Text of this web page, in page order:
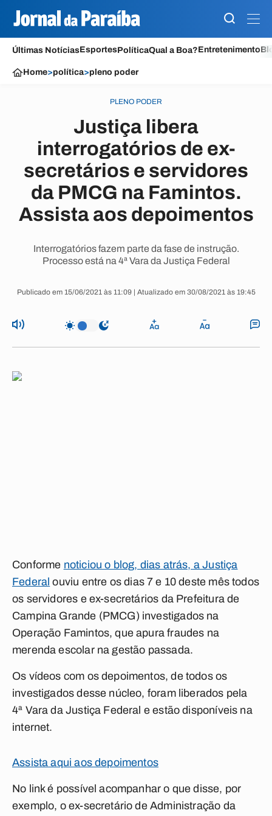
Últimas NotíciasEsportesPolíticaQual a Boa?Entretenimento
Home>política>pleno poder
PLENO PODER
Justiça libera
interrogatórios de ex-
secretários e servidores
da PMCG na Famintos.
Assista aos depoimentos
Interrogatórios fazem parte da fase de instrução.
Processo está na 4ª Vara da Justiça Federal
Publicado em 15/06/2021 às 11:09 | Atualizado em 30/08/2021 às 19:45
Conforme noticiou o blog, dias atrás, a Justiça
Federal ouviu entre os dias 7 e 10 deste mês todos
os servidores e ex-secretários da Prefeitura de
Campina Grande (PMCG) investigados na
Operação Famintos, que apura fraudes na
merenda escolar na gestão passada.
Os vídeos com os depoimentos, de todos os
investigados desse núcleo, foram liberados pela
4ª Vara da Justiça Federal e estão disponíveis na
internet.
Assista aqui aos depoimentos
No link é possível acompanhar o que disse, por
exemplo, o ex-secretário de Administração da